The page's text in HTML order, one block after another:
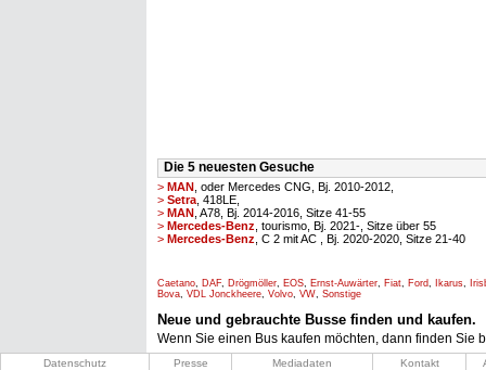
Die 5 neuesten Gesuche
> MAN , oder Mercedes CNG, Bj. 2010-2012,
> Setra , 418LE,
> MAN , A78, Bj. 2014-2016, Sitze 41-55
> Mercedes-Benz , tourismo, Bj. 2021-, Sitze über 55
> Mercedes-Benz , C 2 mit AC , Bj. 2020-2020, Sitze 21-40
Caetano, DAF, Drögmöller, EOS, Ernst-Auwärter, Fiat, Ford, Ikarus,
Bova, VDL Jonckheere, Volvo, VW, Sonstige
Neue und gebrauchte Busse finden und kaufen.
Wenn Sie einen Bus kaufen möchten, dann finden Sie
Datenschutz Presse Mediadaten Kontakt